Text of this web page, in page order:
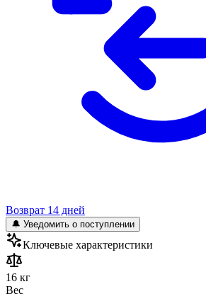
Возврат 14 дней
🔔 Уведомить о поступлении
Ключевые характеристики
16 кг
Вес